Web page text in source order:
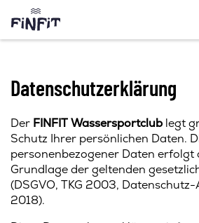
Zum Inhalt springen
Datenschutzerklärung
Der FINFIT Wassersportclub legt
Schutz Ihrer persönlichen Daten.
personenbezogener Daten erfolgt
Grundlage der geltenden
(DSGVO, TKG 2003,
2018).